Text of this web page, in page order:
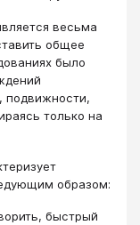
весьма
общее
было
подвижности,
только на
образом:
быстрый